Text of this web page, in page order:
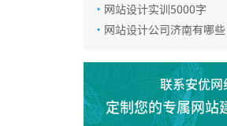
· 网站设计实训5000字
· 网站设计公司济南有哪些
联系安优网
定制您的专属网站